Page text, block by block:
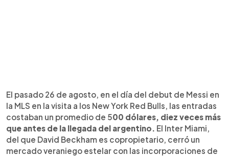
El pasado 26 de agosto, en el día del debut de Messi en
la MLS en la visita a los New York Red Bulls, las entradas
costaban un promedio de 500 dólares, diez veces más
que antes de la llegada del argentino. El Inter Miami,
del que David Beckham es copropietario, cerró un
mercado veraniego estelar con las incorporaciones de